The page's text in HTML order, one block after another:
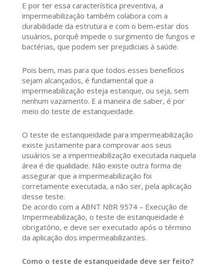
E por ter essa característica preventiva, a
impermeabilização também colabora com a
durabilidade da estrutura e com o bem-estar dos
usuários, porquê impede o surgimento de fungos e
bactérias, que podem ser prejudiciais à saúde.
Pois bem, mas para que todos esses benefícios
sejam alcançados, é fundamental que a
impermeabilização esteja estanque, ou seja, sem
nenhum vazamento. E a maneira de saber, é por
meio do teste de estanqueidade.
O teste de estanqueidade para impermeabilização
existe justamente para comprovar aos seus
usuários se a impermeabilização executada naquela
área é de qualidade. Não existe outra forma de
assegurar que a impermeabilização foi
corretamente executada, a não ser, pela aplicação
desse teste.
De acordo com a ABNT NBR 9574 – Execução de
Impermeabilização, o teste de estanqueidade é
obrigatório, e deve ser executado após o término
da aplicação dos impermeabilizantes.
Como o teste de estanqueidade deve ser feito?